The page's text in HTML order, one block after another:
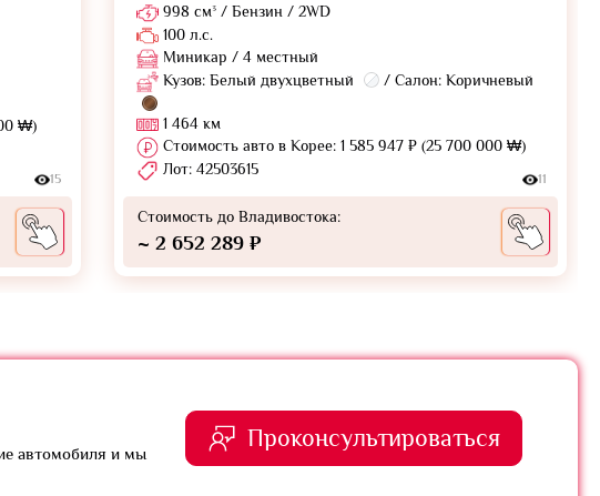
₩)
15
998 см³ / Бензин / 2WD
100 л.с.
Миникар / 4 местный
Кузов: Белый двухцветный
/ Салон: Коричневый
1 464 км
Стоимость авто в Корее: 1 585 947 ₽ (25 700 000 ₩)
Лот: 42503615
11
Стоимость до Владивостока:
~ 2 652 289 ₽
автомобиля и мы
Проконсультироваться